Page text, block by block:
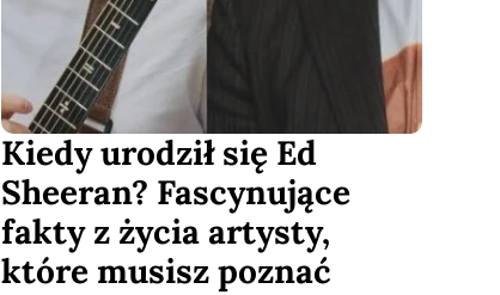
Kiedy urodził się Ed
Sheeran? Fascynujące
fakty z życia artysty,
które musisz poznać